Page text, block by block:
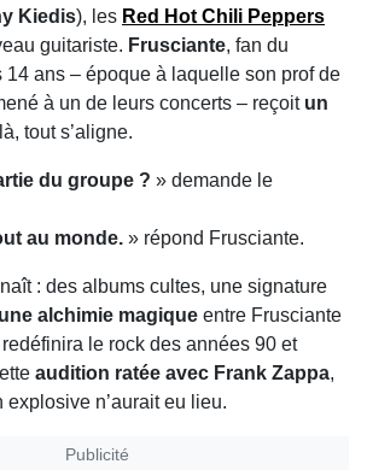
Kiedis), les Red Hot Chili Peppers
guitariste. Frusciante, fan du
14 ans – époque à laquelle son prof de
à un de leurs concerts – reçoit un
tout s’aligne.
du groupe ? » demande le
au monde. » répond Frusciante.
: des albums cultes, une signature
une alchimie magique entre Frusciante
le rock des années 90 et
audition ratée avec Frank Zappa,
explosive n’aurait eu lieu.
Publicité